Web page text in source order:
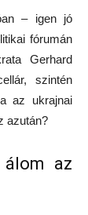
– igen jó
fórumán
Gerhard
szintén
az ukrajnai
azután?
álom az